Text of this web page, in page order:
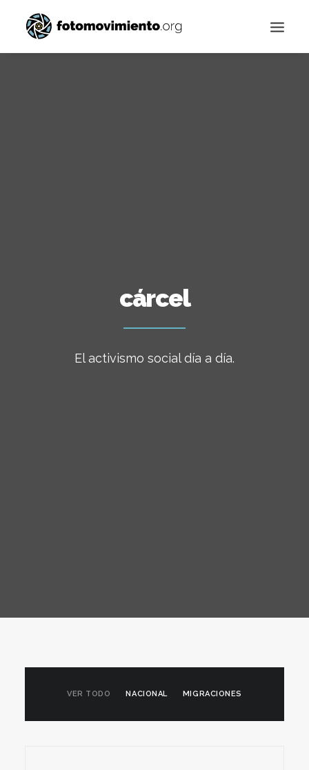
cárcel
El activismo social día a día.
VER TODO NACIONAL MIGRACIONES